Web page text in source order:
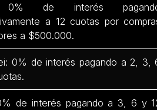
de interés
a 12 cuotas por
a $500.000.
0% de interés pagando a 2, 3,
de interés pagando a 3, 6 y